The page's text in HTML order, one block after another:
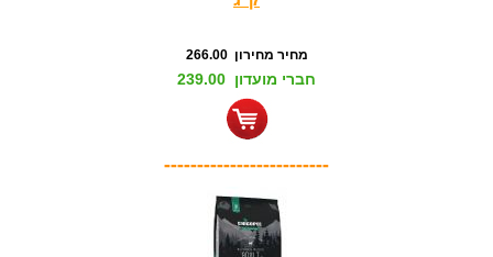
מחיר מחירון 266.00
חברי מועדון 239.00
-------------------------